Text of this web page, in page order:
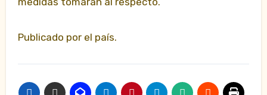
Publicado por el país.